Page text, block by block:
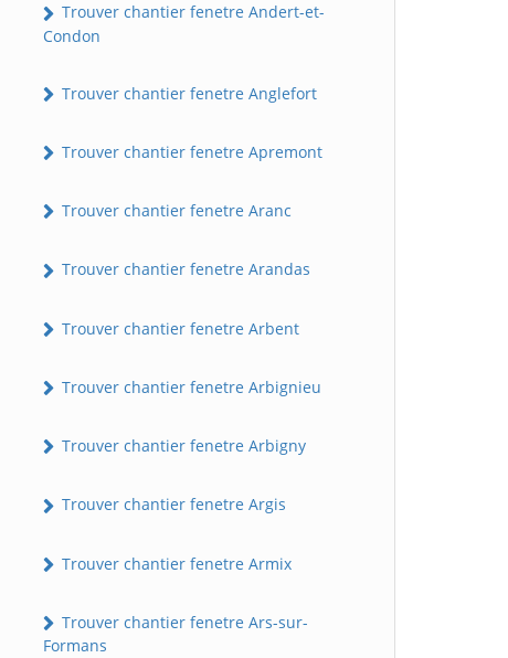
Trouver chantier fenetre Andert-et-
Condon
Trouver chantier fenetre Anglefort
Trouver chantier fenetre Apremont
Trouver chantier fenetre Aranc
Trouver chantier fenetre Arandas
Trouver chantier fenetre Arbent
Trouver chantier fenetre Arbignieu
Trouver chantier fenetre Arbigny
Trouver chantier fenetre Argis
Trouver chantier fenetre Armix
Trouver chantier fenetre Ars-sur-
Formans